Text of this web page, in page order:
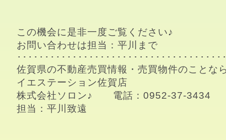
この機会に是非一度ご覧ください♪
お問い合わせは担当：平川まで
･････････････････････････････････････
佐賀県の不動産売買情報・売買物件のことな
イエステーション佐賀店
株式会社ソロン♪　　電話：0952-37-3434
担当：平川致遠